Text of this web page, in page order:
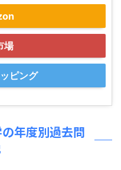
場
ピング
年度別過去問